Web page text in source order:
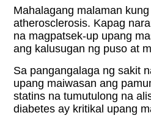
Mahalagang malaman
atherosclerosis. Kapag
na magpatsek-up upang
ang kalusugan ng puso at
Sa pangangalaga ng sakit
upang maiwasan ang
statins na tumutulong na
diabetes ay kritikal upang